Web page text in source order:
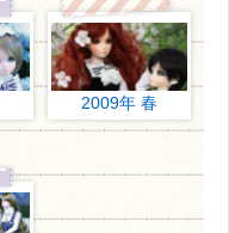
2009年 春